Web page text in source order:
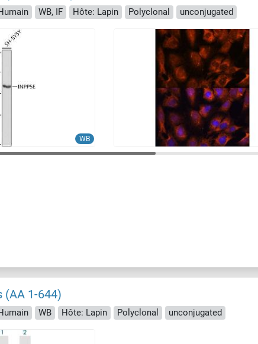
WB, IF Hôte: Lapin Polyclonal unconjugated
WB
(AA 1-644)
WB Hôte: Lapin Polyclonal unconjugated